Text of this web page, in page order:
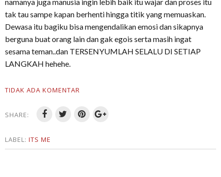
tak tau sampe kapan berhenti hingga titik yang memuaskan.
Dewasa itu bagiku bisa mengendalikan emosi dan sikapnya
berguna buat orang lain dan gak egois serta masih ingat
sesama teman..dan TERSENYUMLAH SELALU DI SETIAP
LANGKAH hehehe.
TIDAK ADA KOMENTAR
SHARE:
LABEL: ITS ME